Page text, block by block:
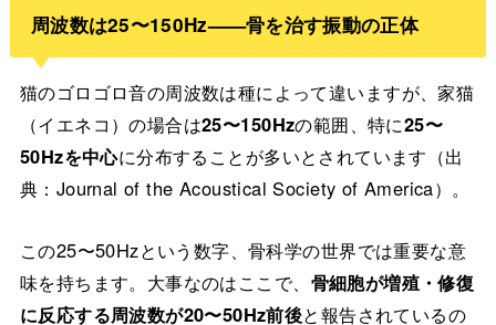
周波数は25〜150Hz——骨を治す振動の正体
猫のゴロゴロ音の周波数は種によって違いますが、家猫
（イエネコ）の場合は25〜150Hzの範囲、特に25〜
50Hzを中心に分布することが多いとされています（出
典：Journal of the Acoustical Society of America）。
この25〜50Hzという数字、骨科学の世界では重要な意
味を持ちます。大事なのはここで、 骨細胞が増殖・修復
に反応する周波数が20〜50Hz前後と報告されているの